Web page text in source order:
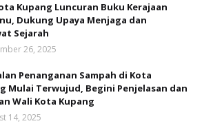
Kupang Luncuran Buku Kerajaan
Dukung Upaya Menjaga dan
Sejarah
26, 2025
Penanganan Sampah di Kota
Mulai Terwujud, Begini Penjelasan dan
Wali Kota Kupang
14, 2025